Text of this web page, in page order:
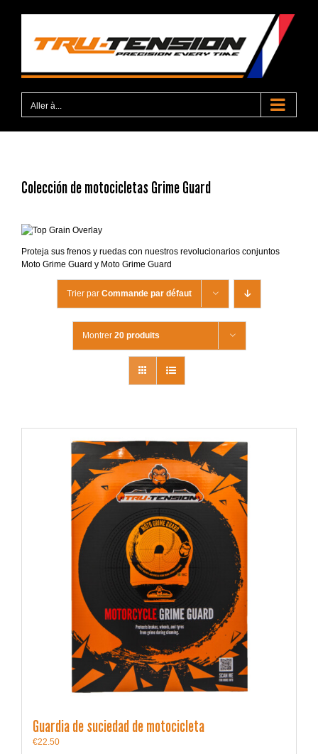
Aller à...
Colección de motocicletas Grime Guard
Proteja sus frenos y ruedas con nuestros revolucionarios conjuntos
Moto Grime Guard y Moto Grime Guard
Trier par Commande par défaut
Montrer 20 produits
Guardia de suciedad de motocicleta
€22.50